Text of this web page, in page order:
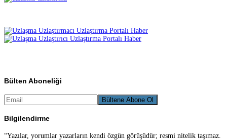
Bülten Aboneliği
Bilgilendirme
“Yazılar, yorumlar yazarların kendi özgün görüşüdür; resmi nitelik taşımaz.